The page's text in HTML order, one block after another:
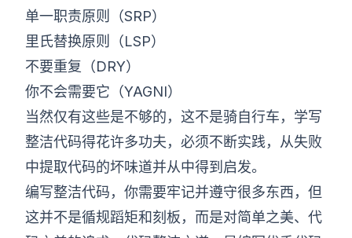
单一职责原则（SRP）
里氏替换原则（LSP）
不要重复（DRY）
你不会需要它（YAGNI）
当然仅有这些是不够的，这不是骑自行车，学写
整洁代码得花许多功夫，必须不断实践，从失败
中提取代码的坏味道并从中得到启发。
编写整洁代码，你需要牢记并遵守很多东西，但
这并不是循规蹈矩和刻板，而是对简单之美、代